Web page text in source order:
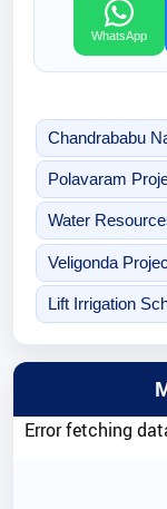
WhatsApp
Chandrababu
Polavaram
Water
Veligonda
Lift Irrigation
Error fetching